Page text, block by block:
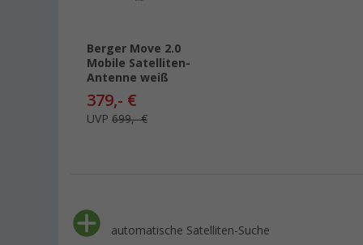
Berger Move 2.0
Mobile Satelliten-
Antenne weiß
379,- €
UVP 699,- €
automatische Satelliten-Suche